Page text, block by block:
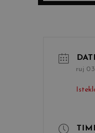
ruj